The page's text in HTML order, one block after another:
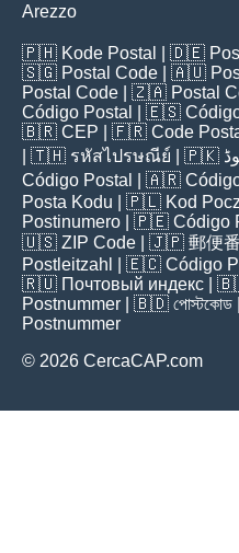
Arezzo
🇵🇭 Kode Postal | 🇩🇪
🇸🇬 Postal Code | 🇦🇺
Postal Code | 🇿🇦 Postal
Código Postal
| 🇪🇸
🇧🇷 CEP | 🇫🇷 Code
| 🇹🇭 รหัสไปรษณีย์ | 🇵🇰
Código Postal
| 🇦🇷
Posta Kodu | 🇵🇱 Kod
Postinumero | 🇵🇪 Código
🇺🇸 ZIP Code | 🇯🇵 郵便
Postleitzahl
| 🇪🇨 Código
🇷🇺 Почтовый индекс |
Postnummer | 🇧🇩 পোস্টকোড
Postnummer
© 2026 CercaCAP.com